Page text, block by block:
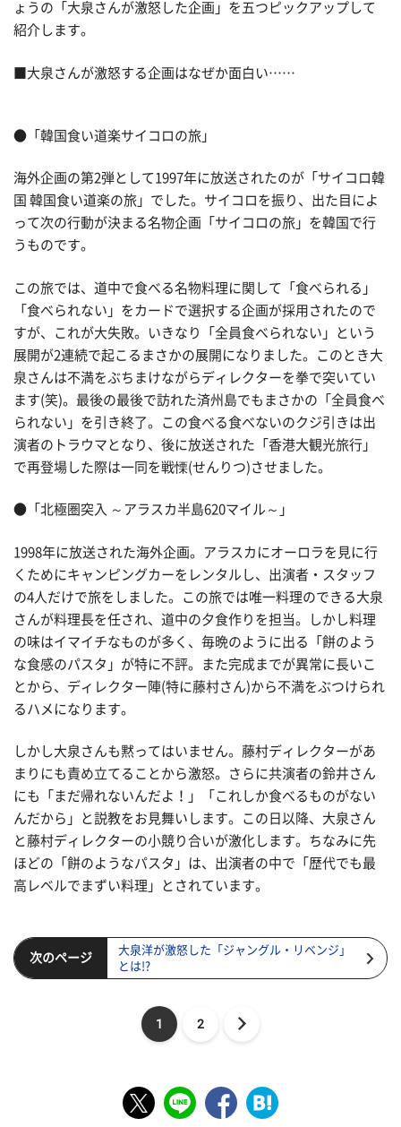
ょうの「大泉さんが激怒した企画」を五つピックアップして
紹介します。
■大泉さんが激怒する企画はなぜか面白い……
●「韓国食い道楽サイコロの旅」
海外企画の第2弾として1997年に放送されたのが「サイコロ韓
国 韓国食い道楽の旅」でした。サイコロを振り、出た目によ
って次の行動が決まる名物企画「サイコロの旅」を韓国で行
うものです。
この旅では、道中で食べる名物料理に関して「食べられる」
「食べられない」をカードで選択する企画が採用されたので
すが、これが大失敗。いきなり「全員食べられない」という
展開が2連続で起こるまさかの展開になりました。このとき大
泉さんは不満をぶちまけながらディレクターを拳で突いてい
ます(笑)。最後の最後で訪れた済州島でもまさかの「全員食べ
られない」を引き終了。この食べる食べないのクジ引きは出
演者のトラウマとなり、後に放送された「香港大観光旅行」
で再登場した際は一同を戦慄(せんりつ)させました。
●「北極圏突入 ～アラスカ半島620マイル～」
1998年に放送された海外企画。アラスカにオーロラを見に行
くためにキャンピングカーをレンタルし、出演者・スタッフ
の4人だけで旅をしました。この旅では唯一料理のできる大泉
さんが料理長を任され、道中の夕食作りを担当。しかし料理
の味はイマイチなものが多く、毎晩のように出る「餅のよう
な食感のパスタ」が特に不評。また完成までが異常に長いこ
とから、ディレクター陣(特に藤村さん)から不満をぶつけられ
るハメになります。
しかし大泉さんも黙ってはいません。藤村ディレクターがあ
まりにも責め立てることから激怒。さらに共演者の鈴井さん
にも「まだ帰れないんだよ！」「これしか食べるものがない
んだから」と説教をお見舞いします。この日以降、大泉さん
と藤村ディレクターの小競り合いが激化します。ちなみに先
ほどの「餅のようなパスタ」は、出演者の中で「歴代でも最
高レベルでまずい料理」とされています。
次のページ
大泉洋が激怒した「ジャングル・リベンジ」
とは!?
1 2